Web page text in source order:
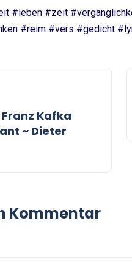
#leben #zeit
#reim #vers #gedicht
Kafka
~ Dieter
Kommentar